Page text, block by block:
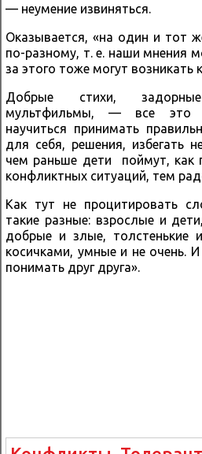
— неумение извиняться.
Оказывается, «на один и тот
по-разному, т. е. наши мнения
за этого тоже могут возникать
Добрые стихи,
мультфильмы, — все это
научиться принимать
для себя, решения, избегать
чем раньше дети поймут, как
конфликтных ситуаций, тем
Как тут не процитировать
такие разные: взрослые и
добрые и злые, толстенькие
косичками, умные и не очень.
понимать друг друга».